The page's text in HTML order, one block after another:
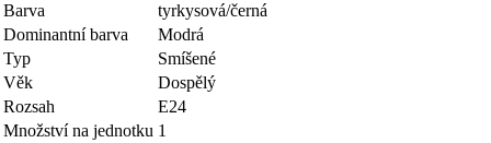
Barva
tyrkysová/černá
Dominantní barva
Modrá
Typ
Smíšené
Věk
Dospělý
Rozsah
E24
Množství na jednotku 1